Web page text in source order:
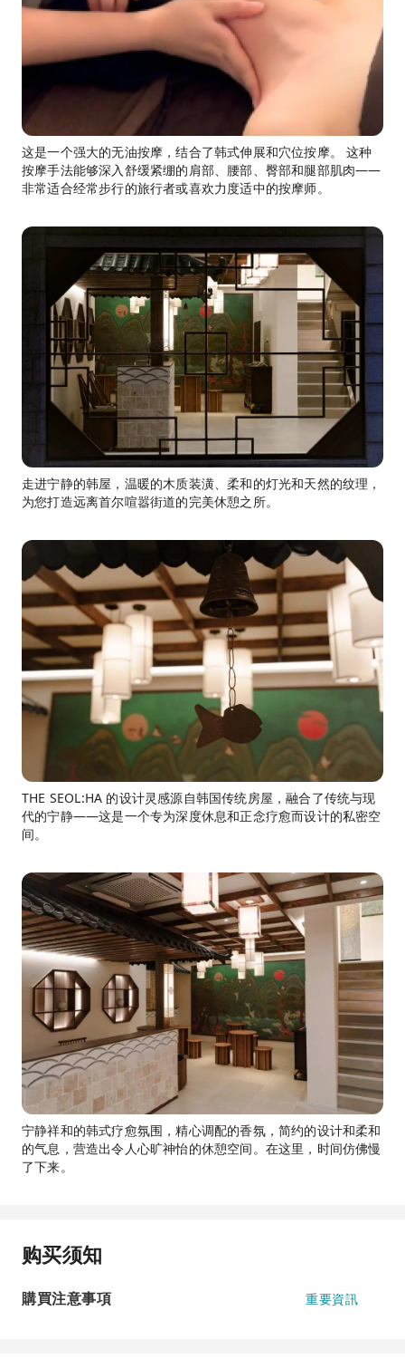
这是一个强大的无油按摩，结合了韩式伸展和穴位按摩。 这种
按摩手法能够深入舒缓紧绷的肩部、腰部、臀部和腿部肌肉——
非常适合经常步行的旅行者或喜欢力度适中的按摩师。
走进宁静的韩屋，温暖的木质装潢、柔和的灯光和天然的纹理，
为您打造远离首尔喧嚣街道的完美休憩之所。
THE SEOL:HA 的设计灵感源自韩国传统房屋，融合了传统与现
代的宁静——这是一个专为深度休息和正念疗愈而设计的私密空
间。
宁静祥和的韩式疗愈氛围，精心调配的香氛，简约的设计和柔和
的气息，营造出令人心旷神怡的休憩空间。在这里，时间仿佛慢
了下来。
购买须知
購買注意事項 重要資訊